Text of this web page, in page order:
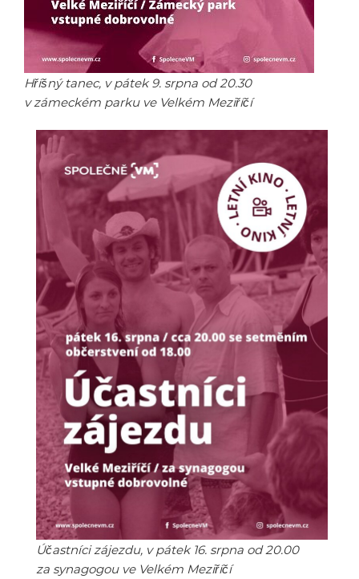
Hříšný tanec, v pátek 9. srpna od 20.30
v zámeckém parku ve Velkém Meziříčí
Účastníci zájezdu, v pátek 16. srpna od 20.00
za synagogou ve Velkém Meziříčí